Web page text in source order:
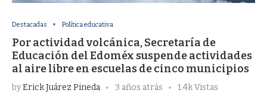
Destacadas Política educativa
Por actividad volcánica, Secretaría de
Educación del Edoméx suspende actividades
al aire libre en escuelas de cinco municipios
byErick Juárez Pineda 3 años atrás 1.4k Vistas